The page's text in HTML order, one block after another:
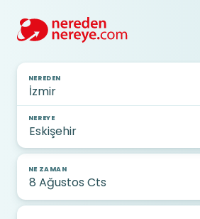
NEREDEN
NEREYE
NE ZAMAN